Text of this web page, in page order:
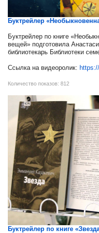
Буктрейлер
Буктрейлер по книге
вещей» подготовила
библиотекарь Библиотеки
Ссылка на видеоролик:
Количество показов: 812
Буктрейлер по книге